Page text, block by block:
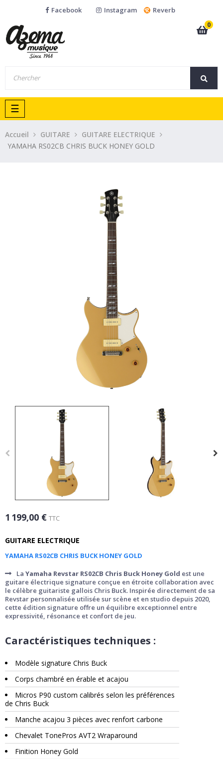
Facebook Instagram
Reverb
0
Basculer
la
navigation
☰
Accueil GUITARE
GUITARE ELECTRIQUE
YAMAHA RS02CB CHRIS BUCK HONEY GOLD
1 199,00 € TTC
GUITARE ELECTRIQUE
YAMAHA RS02CB CHRIS BUCK HONEY GOLD
La Yamaha Revstar RS02CB Chris Buck Honey Gold est une
guitare électrique signature conçue en étroite collaboration avec
le célèbre guitariste gallois Chris Buck. Inspirée directement de sa
Revstar personnalisée utilisée sur scène et en studio depuis 2020,
cette édition signature offre un équilibre exceptionnel entre
expressivité, résonance et confort de jeu.
Caractéristiques techniques :
Modèle signature Chris Buck
Corps chambré en érable et acajou
Micros P90 custom calibrés selon les préférences
de Chris Buck
Manche acajou 3 pièces avec renfort carbone
Chevalet TonePros AVT2 Wraparound
Finition Honey Gold